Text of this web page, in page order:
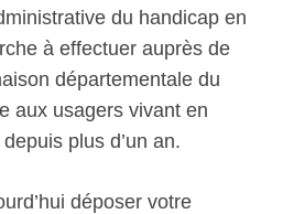
du handicap en
à effectuer auprès de
départementale du
aux usagers vivant en
plus d’un an.
déposer votre